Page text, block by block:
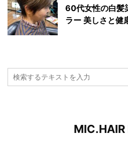
60代女性の白髪
ラー 美しさと健